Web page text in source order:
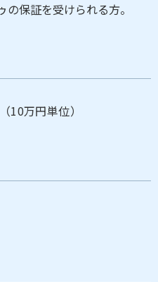
保証を受けられる方。
10万円単位）